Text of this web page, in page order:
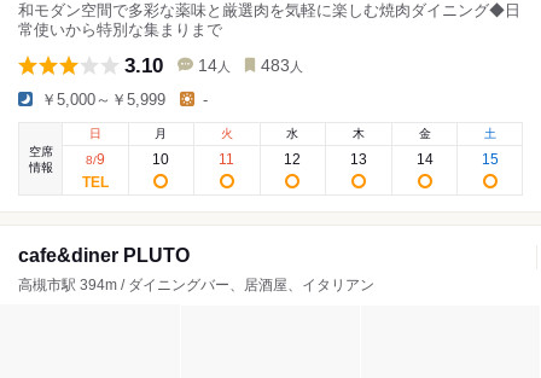
和モダン空間で多彩な薬味と厳選肉を気軽に楽しむ焼肉ダイニング◆日
常使いから特別な集まりまで
3.10 14 人 483 人
￥5,000～￥5,999 -
空席
情報
日
8/9
月
10
火
11
水
12
木
13
金
14
土
15
cafe&diner PLUTO
高槻市駅 394m / ダイニングバー、居酒屋、イタリアン